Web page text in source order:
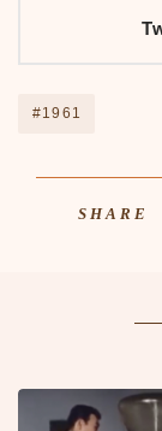
おもちゃ70-79
おもちゃ80-89
アニメ
アニメ60-69
アニメ70-79
テレビ番組60-
テレビ番組70-
#1961
SHARE